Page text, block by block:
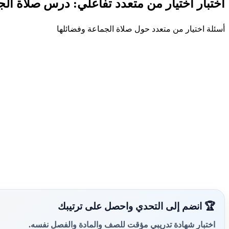
اختبار اختيار من متعدد تفاعلي: درس صلاة
أسئلة اختيار من متعدد حول صلاة الجماعة وفضائلها
🏆 انضم إلى التحدي واحصل على ترتيبك
اختبار شهادة تدريبي مؤقت للصف والمادة والفصل نفسه.